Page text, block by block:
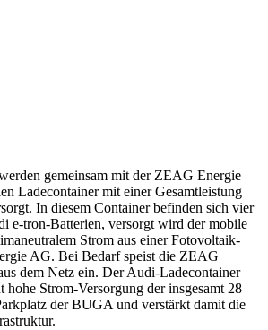
gemeinsam mit der ZEAG Energie
Ladecontainer mit einer Gesamtleistung
In diesem Container befinden sich vier
e-tron-Batterien, versorgt wird der mobile
Strom aus einer Fotovoltaik-
AG. Bei Bedarf speist die ZEAG
dem Netz ein. Der Audi-Ladecontainer
hohe Strom-Versorgung der insgesamt 28
der BUGA und verstärkt damit die